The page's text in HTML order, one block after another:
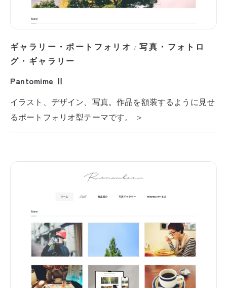
ギャラリー・ポートフォリオ /写真・フォトロ
グ・ギャラリー
Pantomime Ⅱ
イラスト、デザイン、写真。作品を額装するように見せ
るポートフォリオ型テーマです。 ＞